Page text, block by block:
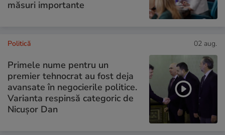
măsuri importante
Politică 02 aug.
Primele nume pentru un
premier tehnocrat au fost deja
avansate în negocierile politice.
Varianta respinsă categoric de
Nicușor Dan